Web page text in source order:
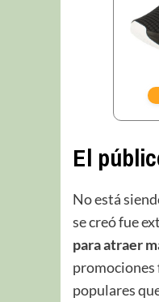
El
No está
se creó fue
para atraer
promociones
populares